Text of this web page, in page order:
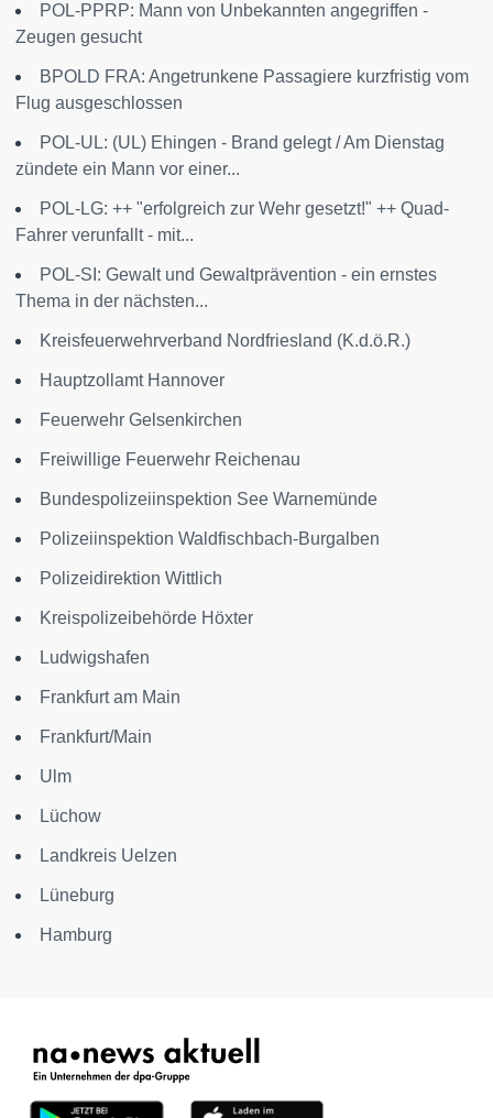
POL-PPRP: Mann von Unbekannten angegriffen -
Zeugen gesucht
BPOLD FRA: Angetrunkene Passagiere kurzfristig vom
Flug ausgeschlossen
POL-UL: (UL) Ehingen - Brand gelegt / Am Dienstag
zündete ein Mann vor einer...
POL-LG: ++ "erfolgreich zur Wehr gesetzt!" ++ Quad-
Fahrer verunfallt - mit...
POL-SI: Gewalt und Gewaltprävention - ein ernstes
Thema in der nächsten...
Kreisfeuerwehrverband Nordfriesland (K.d.ö.R.)
Hauptzollamt Hannover
Feuerwehr Gelsenkirchen
Freiwillige Feuerwehr Reichenau
Bundespolizeiinspektion See Warnemünde
Polizeiinspektion Waldfischbach-Burgalben
Polizeidirektion Wittlich
Kreispolizeibehörde Höxter
Ludwigshafen
Frankfurt am Main
Frankfurt/Main
Ulm
Lüchow
Landkreis Uelzen
Lüneburg
Hamburg